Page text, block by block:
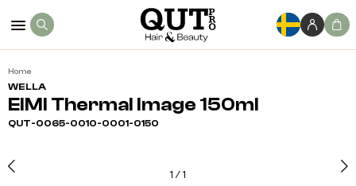
Home
WELLA
EIMI Thermal Image 150ml
QUT-0065-0010-0001-0150
1 /1